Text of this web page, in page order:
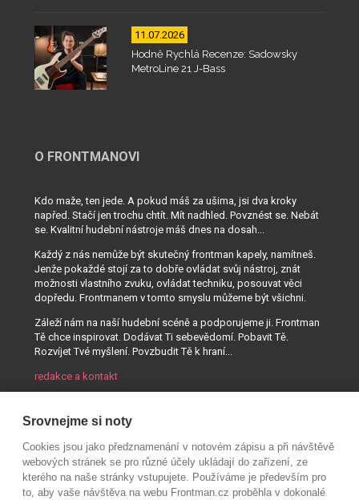
11.07.2026
Hodně Rychlá Recenze: Sadowsky
MetroLine 21 J-Bass
O FRONTMANOVI
Kdo maže, ten jede. A pokud máš za ušima, jsi dva kroky
napřed. Stačí jen trochu chtít. Mít nadhled. Povznést se. Nebát
se. Kvalitní hudební nástroje máš dnes na dosah...
Každý z nás nemůže být skutečný frontman kapely, namítneš.
Jenže pokaždé stojí za to dobře ovládat svůj nástroj, znát
možnosti vlastního zvuku, ovládat techniku, posouvat věci
dopředu. Frontmanem v tomto smyslu můžeme být všichni.
Záleží nám na naší hudební scéně a podporujeme ji. Frontman
Tě chce inspirovat. Dodávat Ti sebevědomí. Pobavit Tě.
Rozvíjet Tvé myšlení. Povzbudit Tě k hraní...
redakce a kontakt
Srovnejme si noty
Cookies jsou jako předznamenání v notovém zápisu a při návštěvě
webových stránek se pro různé účely ukládají do zařízení, ze
kterého na naše stránky vstupujete. Používáme je především pro
to, aby vaše návštěva na webu Frontman.cz proběhla v dokonalé